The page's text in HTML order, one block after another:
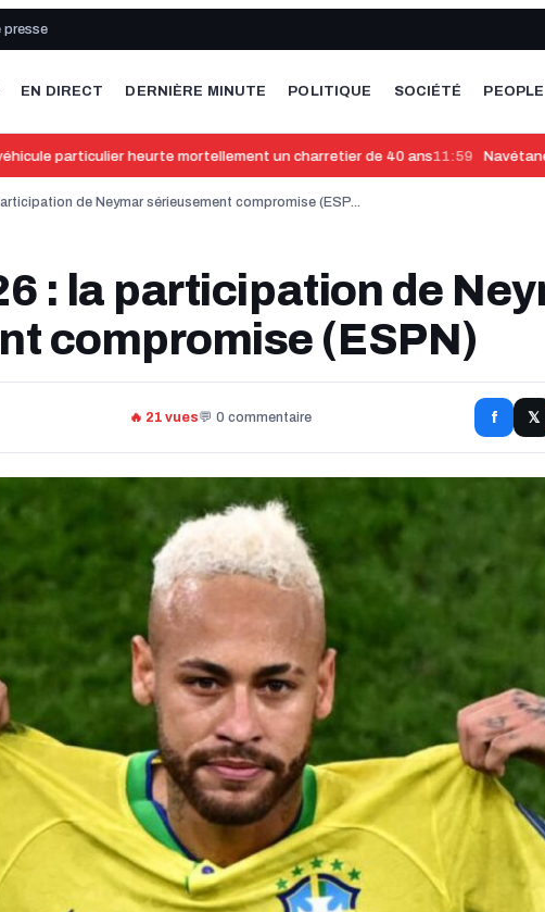
presse
EN DIRECT DERNIÈRE MINUTE POLITIQUE SOCIÉTÉ PEOPLE
particulier heurte mortellement un charretier de 40 ans11:59 Navétanes
de Neymar sérieusement compromise (ESP...
: la participation de
compromise (ESPN)
🔥 21 vues💬 0 commentaire f 𝕏